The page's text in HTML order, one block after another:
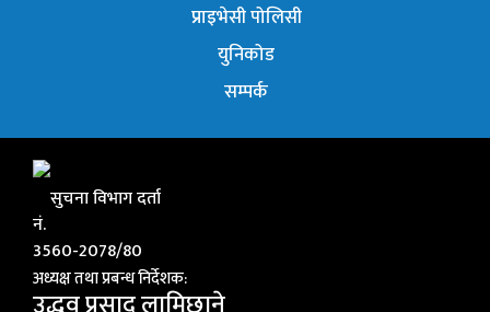
प्राइभेसी पोलिसी
युनिकोड
सम्पर्क
सुचना विभाग दर्ता
नं.
3560-2078/80
अध्यक्ष तथा प्रबन्ध निर्देशक: